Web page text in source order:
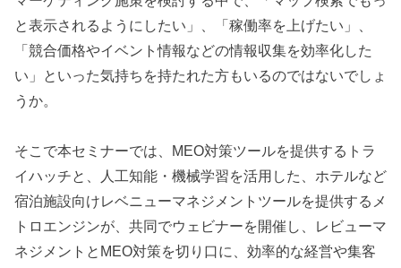
と表示されるようにしたい」、「稼働率を上げたい」、
「競合価格やイベント情報などの情報収集を効率化した
い」といった気持ちを持たれた方もいるのではないでしょ
うか。
そこで本セミナーでは、MEO対策ツールを提供するトラ
イハッチと、人工知能・機械学習を活用した、ホテルなど
宿泊施設向けレベニューマネジメントツールを提供するメ
トロエンジンが、共同でウェビナーを開催し、レビューマ
ネジメントとMEO対策を切り口に、効率的な経営や集客